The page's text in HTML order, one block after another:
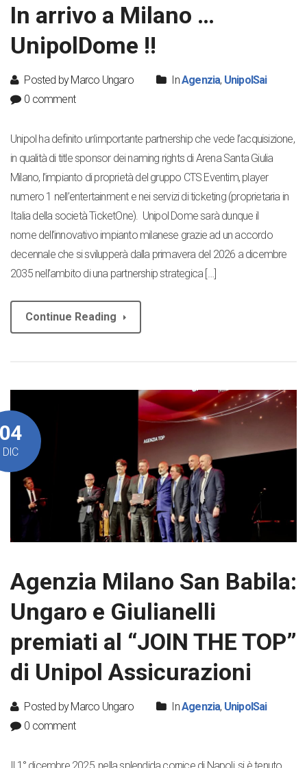
In arrivo a Milano …
UnipolDome !!
Posted by Marco Ungaro InAgenzia, UnipolSai
0 comment
Unipol ha definito un’importante partnership che vede l’acquisizione,
in qualità di title sponsor dei naming rights di Arena Santa Giulia
Milano, l’impianto di proprietà del gruppo CTS Eventim, player
numero 1 nell’entertainment e nei servizi di ticketing (proprietaria in
Italia della società TicketOne). Unipol Dome sarà dunque il
nome dell’innovativo impianto milanese grazie ad un accordo
decennale che si svilupperà dalla primavera del 2026 a dicembre
2035 nell’ambito di una partnership strategica […]
Continue Reading
DIC
Agenzia Milano San Babila:
Ungaro e Giulianelli
premiati al “JOIN THE TOP”
di Unipol Assicurazioni
Posted by Marco Ungaro InAgenzia, UnipolSai
0 comment